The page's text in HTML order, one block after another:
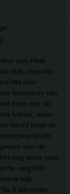
van Real
club, eigenlijk
het over
betekenis van
door met de
linksaf, weer
bocht loopt de
bocht
aan de
nog eens naar
de weg 500
wijk
8 kilometer